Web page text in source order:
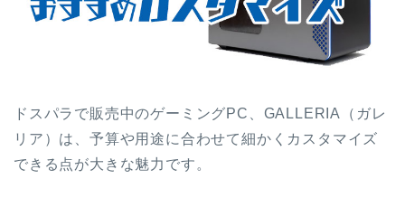
ドスパラで販売中のゲーミングPC、GALLERIA（ガレ
リア）は、予算や用途に合わせて細かくカスタマイズ
できる点が大きな魅力です。